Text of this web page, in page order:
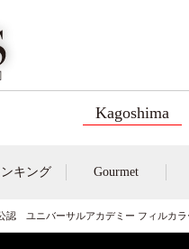
Kagoshima
キング Gourmet
認 ユニバーサルアカデミー フィルカ